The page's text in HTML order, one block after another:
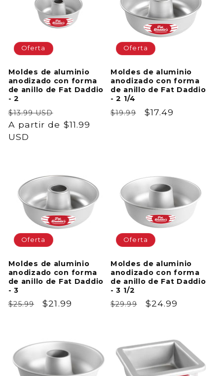
Oferta
Moldes de aluminio
anodizado con forma
de anillo de Fat Daddio
- 2
Precio
habitual
$13.99 USD
de
A partir de $11.99
USD
Oferta
Moldes de aluminio
anodizado con forma
de anillo de Fat Daddio
- 2 1/4
Precio
$19.99
Precio
$17.49
Oferta
Moldes de aluminio
anodizado con forma
de anillo de Fat Daddio
- 3
Precio
$25.99
Precio
$21.99
Oferta
Moldes de aluminio
anodizado con forma
de anillo de Fat Daddio
- 3 1/2
Precio
$29.99
Precio
$24.99